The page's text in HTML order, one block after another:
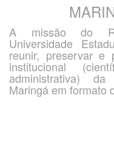
A missão do
Universidade
reunir, preservar e
institucional
administrativa)
Maringá em formato